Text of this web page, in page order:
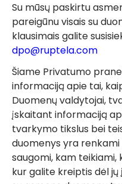
Su mūsų paskirtu
pareigūnu visais su
klausimais galite
dpo@ruptela.com
Šiame Privatumo
informaciją apie tai,
Duomenų valdytojai,
įskaitant informaciją
tvarkymo tikslus bei
duomenys yra
saugomi, kam
kur galite kreiptis dėl